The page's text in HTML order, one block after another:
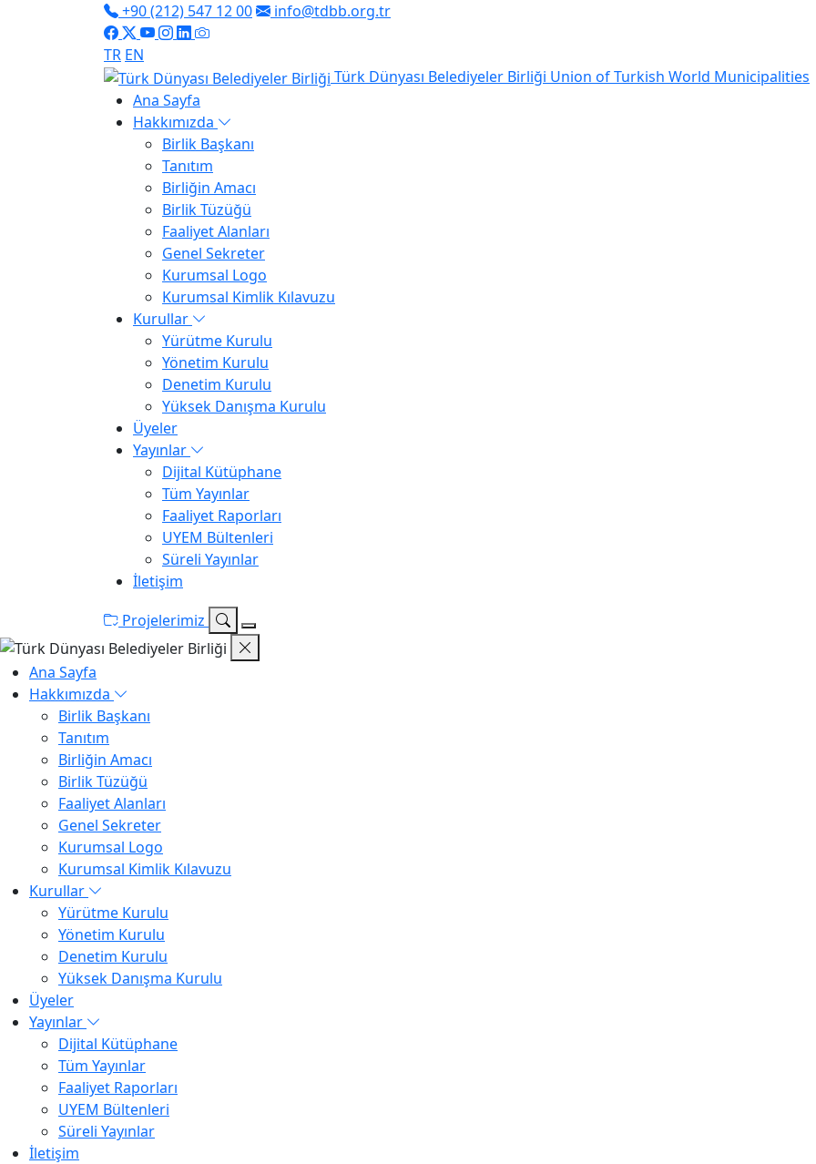
+90 (212) 547 12 00 info@tdbb.org.tr
TR EN
Türk Dünyası Belediyeler Birliği Union of Turkish World Municipalities
Ana Sayfa
Hakkımızda
Birlik Başkanı
Tanıtım
Birliğin Amacı
Birlik Tüzüğü
Faaliyet Alanları
Genel Sekreter
Kurumsal Logo
Kurumsal Kimlik Kılavuzu
Kurullar
Yürütme Kurulu
Yönetim Kurulu
Denetim Kurulu
Yüksek Danışma Kurulu
Üyeler
Yayınlar
Dijital Kütüphane
Tüm Yayınlar
Faaliyet Raporları
UYEM Bültenleri
Süreli Yayınlar
İletişim
Projelerimiz
Ana Sayfa
Hakkımızda
Birlik Başkanı
Tanıtım
Birliğin Amacı
Birlik Tüzüğü
Faaliyet Alanları
Genel Sekreter
Kurumsal Logo
Kurumsal Kimlik Kılavuzu
Kurullar
Yürütme Kurulu
Yönetim Kurulu
Denetim Kurulu
Yüksek Danışma Kurulu
Üyeler
Yayınlar
Dijital Kütüphane
Tüm Yayınlar
Faaliyet Raporları
UYEM Bültenleri
Süreli Yayınlar
İletişim